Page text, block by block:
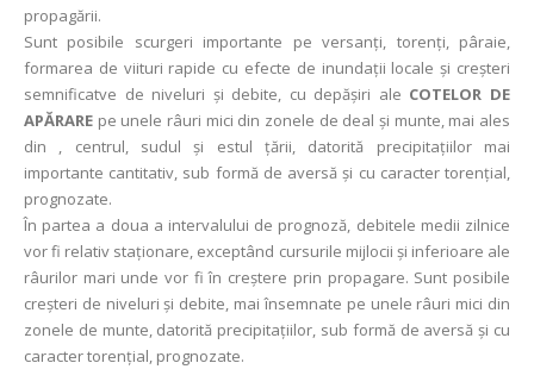
propagării.
Sunt posibile scurgeri importante pe versanți, torenți, pâraie,
formarea de viituri rapide cu efecte de inundații locale și creșteri
semnificatve de niveluri și debite, cu depăşiri ale COTELOR DE
APĂRARE pe unele râuri mici din zonele de deal și munte, mai ales
din , centrul, sudul şi estul ţării, datorită precipitaţiilor mai
importante cantitativ, sub formă de aversă şi cu caracter torenţial,
prognozate.
În partea a doua a intervalului de prognoză, debitele medii zilnice
vor fi relativ staţionare, exceptând cursurile mijlocii și inferioare ale
râurilor mari unde vor fi în creștere prin propagare. Sunt posibile
creşteri de niveluri şi debite, mai însemnate pe unele râuri mici din
zonele de munte, datorită precipitaţiilor, sub formă de aversă şi cu
caracter torenţial, prognozate.